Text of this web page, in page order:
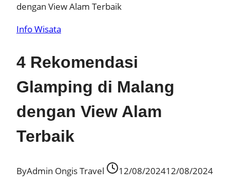
dengan View Alam Terbaik
Info Wisata
4 Rekomendasi
Glamping di Malang
dengan View Alam
Terbaik
ByAdmin Ongis Travel 12/08/202412/08/2024